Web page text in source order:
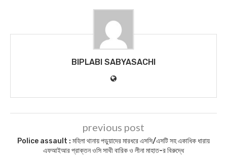
BIPLABI SABYASACHI
previous post
Police assault : মহিলা থানায় পড়ুয়াদের মারধরে এসসি/এসটি সহ একাধিক ধারায়
এফআইআর প্রাক্তন ওসি সাথী বারিক ও লীনা মাহাত-র বিরুদ্ধে